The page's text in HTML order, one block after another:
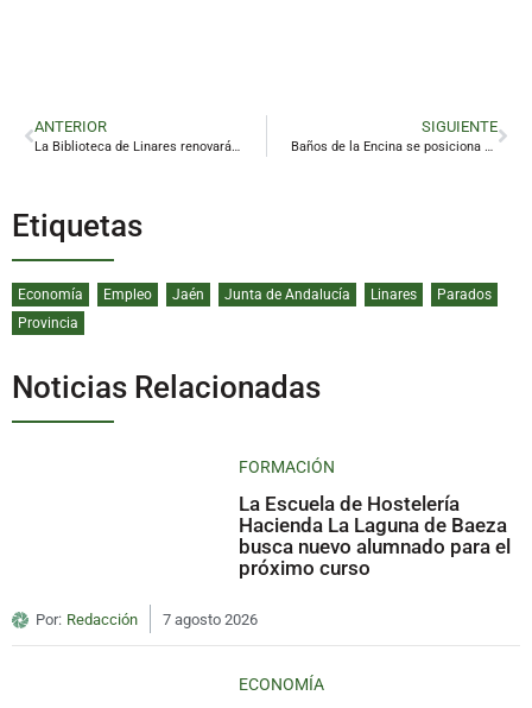
ANTERIOR
La Biblioteca de Linares renovará su lucernario para acabar con filtraciones y humedades
SIGUIENTE
Baños de la Encina se posiciona como referente cultural
Etiquetas
Economía Empleo Jaén Junta de Andalucía Linares
Parados
Provincia
Noticias Relacionadas
FORMACIÓN
La Escuela de Hostelería
Hacienda La Laguna de Baeza
busca nuevo alumnado para el
próximo curso
Por: Redacción 7 agosto 2026
ECONOMÍA